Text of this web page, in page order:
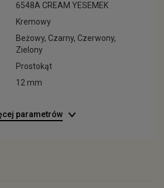
6548A CREAM YESEMEK
Kremowy
Beżowy, Czarny, Czerwony,
Zielony
Prostokąt
12 mm
parametrów